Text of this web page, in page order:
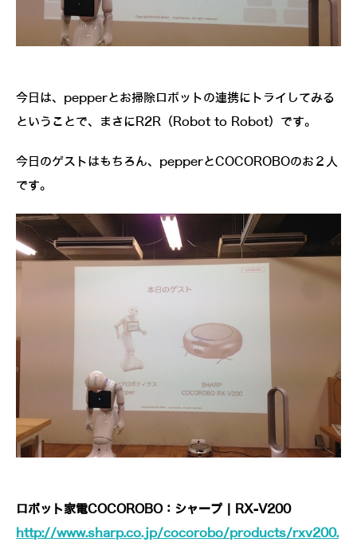
今日は、pepperとお掃除ロボットの連携にトライしてみる
ということで、まさにR2R（Robot to Robot）です。
今日のゲストはもちろん、pepperとCOCOROBOのお２人
です。
ロボット家電COCOROBO：シャープ | RX-V200
http://www.sharp.co.jp/cocorobo/products/rxv200.